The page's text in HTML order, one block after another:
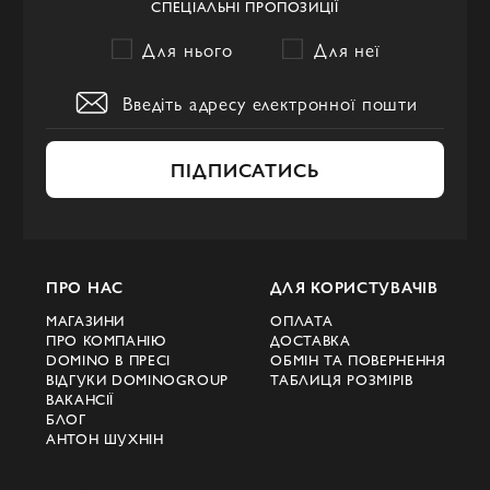
усвідомленій розкоші, у якій цінується
глибина вражень і природність.
чистоти форми. Лаконічні флакони зі скла
та дерева, м’яка колірна палітра,
напрямів: ароматичні дифузори;
свічки;
спреї для тканин;
парфумовані аксесуари;
СПЕЦІАЛЬНІ ПРОПОЗИЦІЇ
Для нього Для неї
ПІДПИСАТИСЬ
ПРО НАС
МАГАЗИНИ
ПРО КОМПАНІЮ
DOMINO В ПРЕСІ
ВІДГУКИ DOMINOGROUP
ВАКАНСІЇ
БЛОГ
АНТОН ШУХНІН
ДЛЯ КОРИСТУВАЧІВ
ОПЛАТА
ДОСТАВКА
ОБМІН ТА ПОВЕРНЕННЯ
ТАБЛИЦЯ РОЗМІРІВ